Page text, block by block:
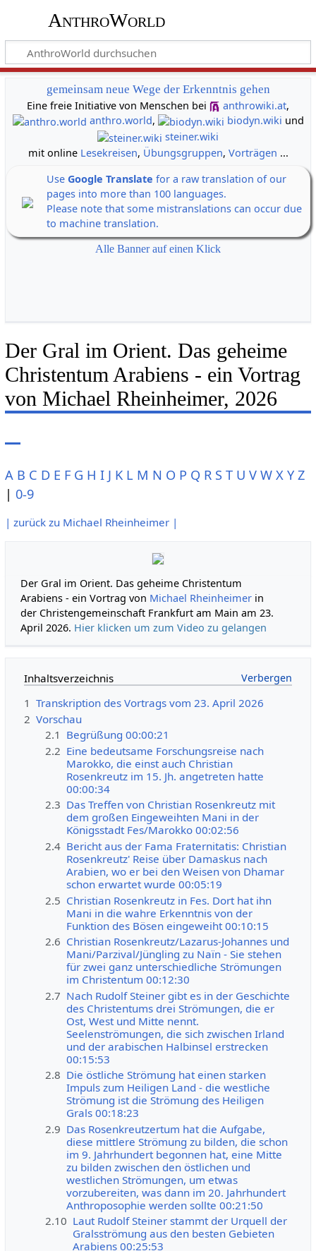
AnthroWorld
gemeinsam neue Wege der Erkenntnis gehen
Eine freie Initiative von Menschen bei
anthrowiki.at,
anthro.world, biodyn.wiki und
steiner.wiki
mit online Lesekreisen, Übungsgruppen, Vorträgen ...
Use Google Translate for a raw translation of our
pages into more than 100 languages.
Please note that some mistranslations can occur due
to machine translation.
Alle Banner auf einen Klick
Der Gral im Orient. Das geheime
Christentum Arabiens - ein Vortrag
von Michael Rheinheimer, 2026
A B C D E F G H I J K L M N O P Q R S T U V W X Y Z
| 0-9
| zurück zu Michael Rheinheimer |
Der Gral im Orient. Das geheime Christentum
Arabiens - ein Vortrag von Michael Rheinheimer in
der Christengemeinschaft Frankfurt am Main am 23.
April 2026. Hier klicken um zum Video zu gelangen
Inhaltsverzeichnis
1 Transkription des Vortrags vom 23. April 2026
2 Vorschau
2.1 Begrüßung 00:00:21
2.2 Eine bedeutsame Forschungsreise nach
Marokko, die einst auch Christian
Rosenkreutz im 15. Jh. angetreten hatte
00:00:34
2.3 Das Treffen von Christian Rosenkreutz mit
dem großen Eingeweihten Mani in der
Königsstadt Fes/Marokko 00:02:56
2.4 Bericht aus der Fama Fraternitatis: Christian
Rosenkreutz' Reise über Damaskus nach
Arabien, wo er bei den Weisen von Dhamar
schon erwartet wurde 00:05:19
2.5 Christian Rosenkreutz in Fes. Dort hat ihn
Mani in die wahre Erkenntnis von der
Funktion des Bösen eingeweiht 00:10:15
2.6 Christian Rosenkreutz/Lazarus-Johannes und
Mani/Parzival/Jüngling zu Naïn - Sie stehen
für zwei ganz unterschiedliche Strömungen
im Christentum 00:12:30
2.7 Nach Rudolf Steiner gibt es in der Geschichte
des Christentums drei Strömungen, die er
Ost, West und Mitte nennt.
Seelenströmungen, die sich zwischen Irland
und der arabischen Halbinsel erstrecken
00:15:53
2.8 Die östliche Strömung hat einen starken
Impuls zum Heiligen Land - die westliche
Strömung ist die Strömung des Heiligen
Grals 00:18:23
2.9 Das Rosenkreutzertum hat die Aufgabe,
diese mittlere Strömung zu bilden, die schon
im 9. Jahrhundert begonnen hat, eine Mitte
zu bilden zwischen den östlichen und
westlichen Strömungen, um etwas
vorzubereiten, was dann im 20. Jahrhundert
Anthroposophie werden sollte 00:21:50
2.10 Laut Rudolf Steiner stammt der Urquell der
Gralsströmung aus den besten Gebieten
Arabiens 00:25:53